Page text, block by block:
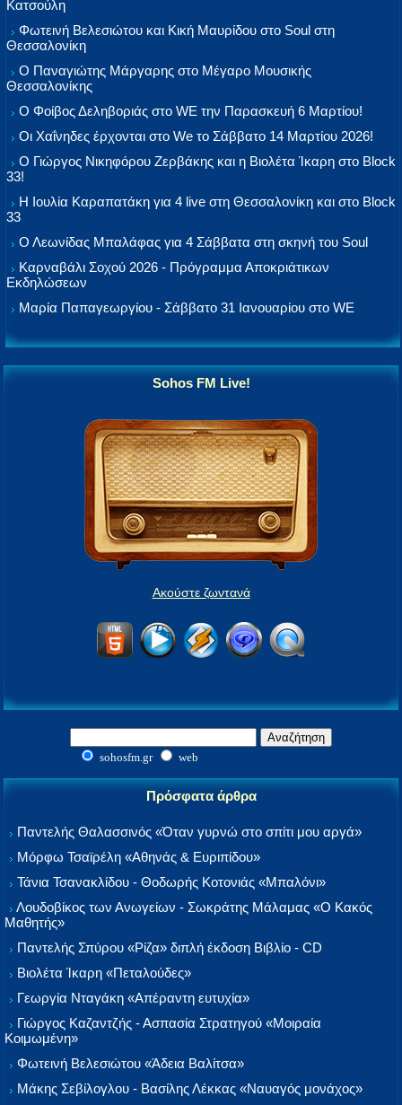
Κατσούλη
Φωτεινή Βελεσιώτου και Κική Μαυρίδου στο Soul στη
Θεσσαλονίκη
Ο Παναγιώτης Μάργαρης στο Μέγαρο Μουσικής
Θεσσαλονίκης
Ο Φοίβος Δεληβοριάς στο WE την Παρασκευή 6 Μαρτίου!
Οι Χαΐνηδες έρχονται στο We το Σάββατο 14 Μαρτίου 2026!
Ο Γιώργος Νικηφόρου Ζερβάκης και η Βιολέτα Ίκαρη στο Block
33!
Η Ιουλία Καραπατάκη για 4 live στη Θεσσαλονίκη και στο Block
33
Ο Λεωνίδας Μπαλάφας για 4 Σάββατα στη σκηνή του Soul
Καρναβάλι Σοχού 2026 - Πρόγραμμα Αποκριάτικων
Εκδηλώσεων
Μαρία Παπαγεωργίου - Σάββατο 31 Ιανουαρίου στο WE
Sohos FM Live!
Ακούστε ζωντανά
sohosfm.gr web
Πρόσφατα άρθρα
Παντελής Θαλασσινός «Όταν γυρνώ στο σπίτι μου αργά»
Μόρφω Τσαϊρέλη «Αθηνάς & Ευριπίδου»
Τάνια Τσανακλίδου - Θοδωρής Κοτονιάς «Μπαλόνι»
Λουδοβίκος των Ανωγείων - Σωκράτης Μάλαμας «Ο Κακός
Μαθητής»
Παντελής Σπύρου «Ρίζα» διπλή έκδοση Βιβλίο - CD
Βιολέτα Ίκαρη «Πεταλούδες»
Γεωργία Νταγάκη «Aπέραντη ευτυχία»
Γιώργος Καζαντζής - Ασπασία Στρατηγού «Μοιραία
Κοιμωμένη»
Φωτεινή Βελεσιώτου «Άδεια Βαλίτσα»
Μάκης Σεβίλογλου - Βασίλης Λέκκας «Ναυαγός μονάχος»